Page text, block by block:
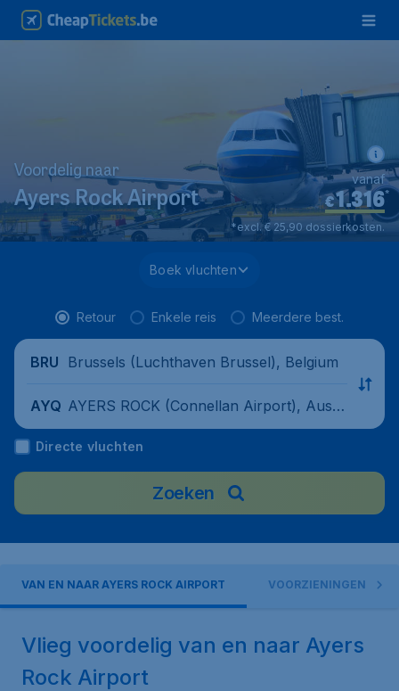
Voordelig naar
Ayers Rock Airport €1.316*
vanaf
*excl. € 25,90 dossierkosten.
Boek vluchten
Retour Enkele reis Meerdere best.
BRU Brussels (Luchthaven Brussel), Belgium
AYQ AYERS ROCK (Connellan Airport), Austr
alia
Directe vluchten
Zoeken
VAN EN NAAR AYERS ROCK AIRPORT VOORZIENINGEN
Vlieg voordelig van en naar Ayers
Rock Airport